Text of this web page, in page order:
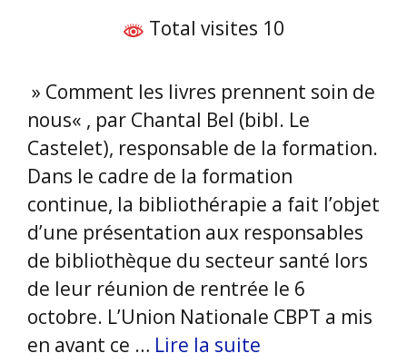
Total visites 10
» Comment les livres prennent soin de
nous« , par Chantal Bel (bibl. Le
Castelet), responsable de la formation.
Dans le cadre de la formation
continue, la bibliothérapie a fait l’objet
d’une présentation aux responsables
de bibliothèque du secteur santé lors
de leur réunion de rentrée le 6
octobre. L’Union Nationale CBPT a mis
en avant ce … Lire la suite